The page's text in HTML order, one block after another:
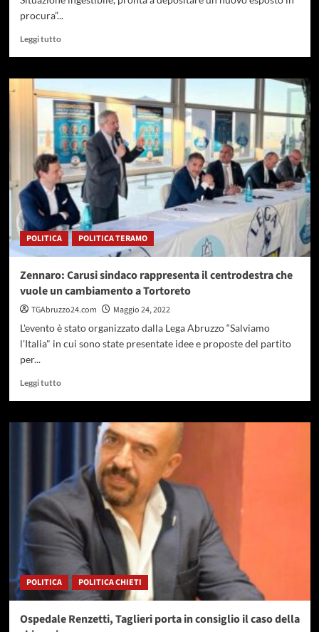
procura”...
Leggi tuttoLeggi
su
Pet-
tac
Chieti,
Marcozzi:
“altri
guasti
e
pazienti
rimandati
a
casa”
POLITICA POLITICA TERAMO
Zennaro: Carusi sindaco rappresenta il centrodestra che
vuole un cambiamento a Tortoreto
TGAbruzzo24.com
Maggio 24, 2022
L'evento è stato organizzato dalla Lega Abruzzo “Salviamo
l'Italia" in cui sono state presentate idee e proposte del partito
per...
Leggi tuttoLeggi
su
rappresenta
centrodestra
che
vuole
un
cambiamento
Tortoreto
POLITICA POLITICA CHIETI
Ospedale Renzetti, Taglieri porta in consiglio il caso della